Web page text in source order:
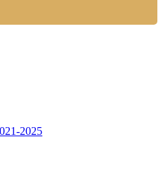
2025